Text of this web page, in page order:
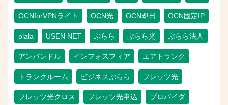
OCNforVPNライト OCN光 OCN即日 OCN固定IP
plala USEN NET ぷらら ぷらら光 ぷらら法人
アンバンドル インフォスフィア エアトランク
トランクルーム ビジネスぷらら フレッツ光
フレッツ光クロス フレッツ光申込 プロバイダ